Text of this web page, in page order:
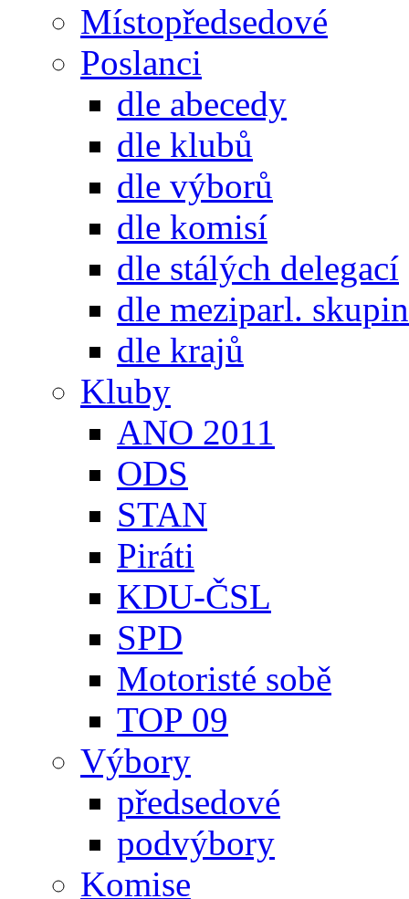
Místopředsedové
Poslanci
dle abecedy
dle klubů
dle výborů
dle komisí
dle stálých delegací
dle meziparl. skupin
dle krajů
Kluby
ANO 2011
ODS
STAN
Piráti
KDU-ČSL
SPD
Motoristé sobě
TOP 09
Výbory
předsedové
podvýbory
Komise